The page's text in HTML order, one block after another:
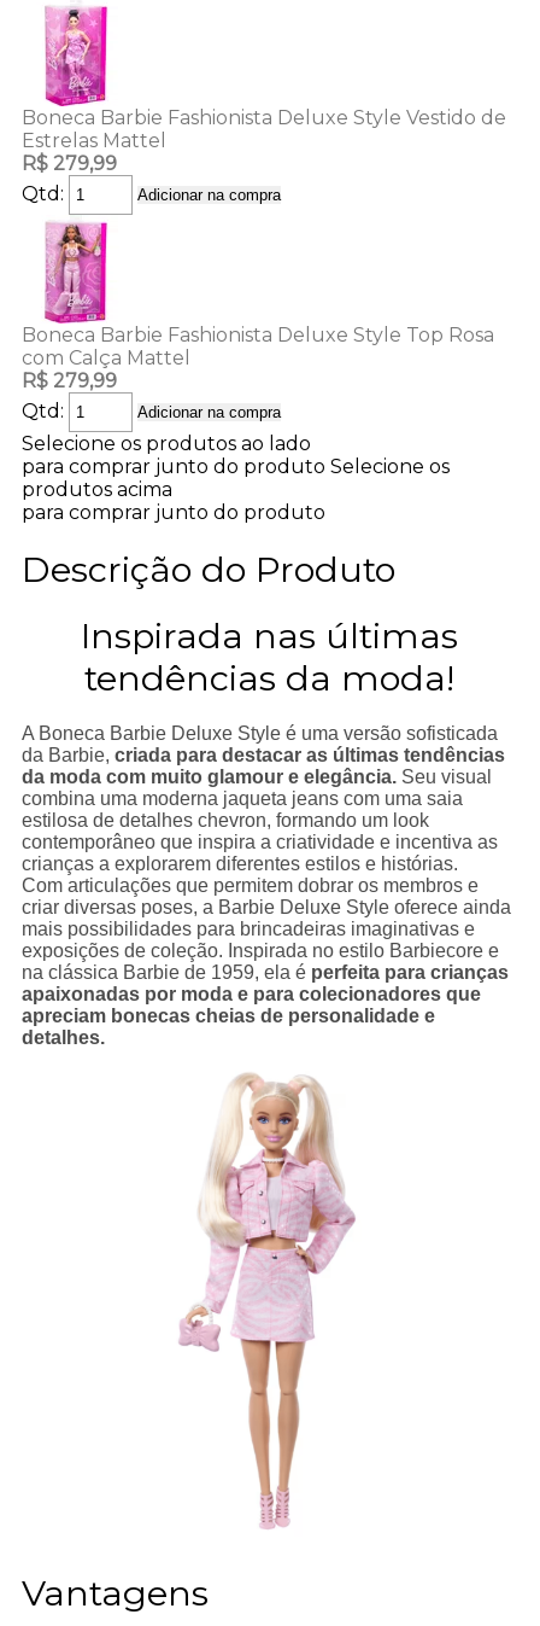
Boneca Barbie Fashionista Deluxe Style Vestido de
Estrelas Mattel
R$ 279,99
Qtd:
Adicionar na compra
Boneca Barbie Fashionista Deluxe Style Top Rosa
com Calça Mattel
R$ 279,99
Qtd:
Adicionar na compra
Selecione os produtos ao lado
para comprar junto do produto Selecione os
produtos acima
para comprar junto do produto
Descrição do Produto
Inspirada nas últimas
tendências da moda!
A Boneca Barbie Deluxe Style é uma versão sofisticada
da Barbie, criada para destacar as últimas tendências
da moda com muito glamour e elegância.Seu visual
combina uma moderna jaqueta jeans com uma saia
estilosa de detalhes chevron, formando um look
contemporâneo que inspira a criatividade e incentiva as
crianças a explorarem diferentes estilos e histórias.
Com articulações que permitem dobrar os membros e
criar diversas poses, a Barbie Deluxe Style oferece ainda
mais possibilidades para brincadeiras imaginativas e
exposições de coleção. Inspirada no estilo Barbiecore e
na clássica Barbie de 1959, ela éperfeita para crianças
apaixonadas por moda e para colecionadores que
apreciam bonecas cheias de personalidade e
detalhes.
Vantagens